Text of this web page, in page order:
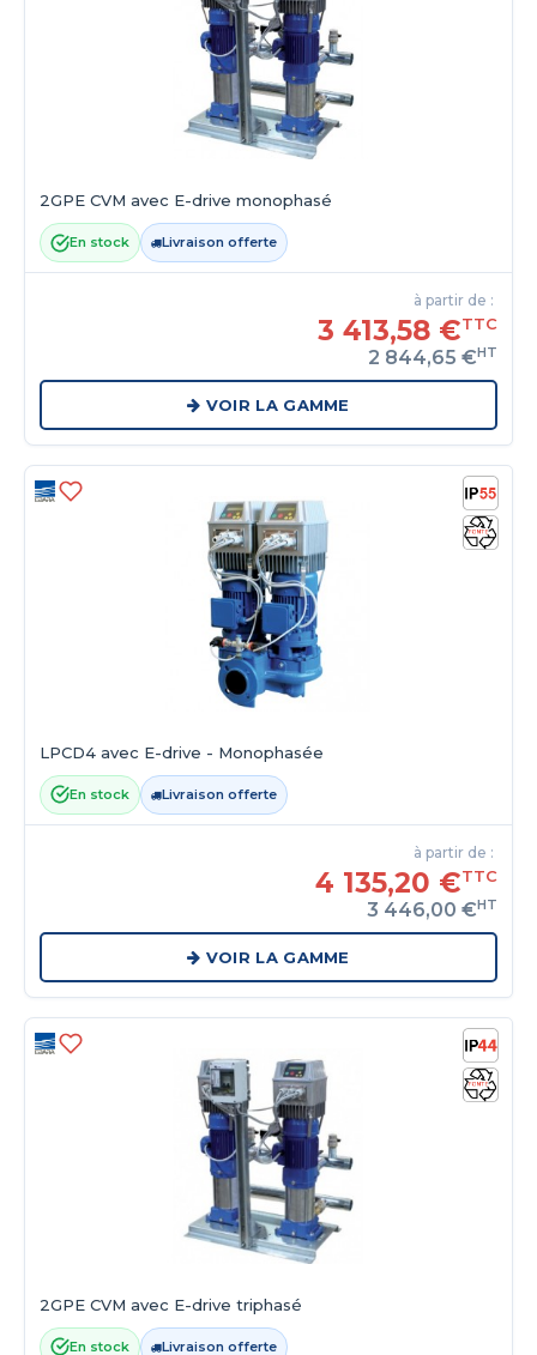
2GPE CVM avec E-drive monophasé
En stock Livraison offerte
à partir de :
3 413,58 €TTC
2 844,65 €HT
VOIR LA GAMME
LPCD4 avec E-drive - Monophasée
En stock Livraison offerte
à partir de :
4 135,20 €TTC
3 446,00 €HT
VOIR LA GAMME
2GPE CVM avec E-drive triphasé
En stock Livraison offerte